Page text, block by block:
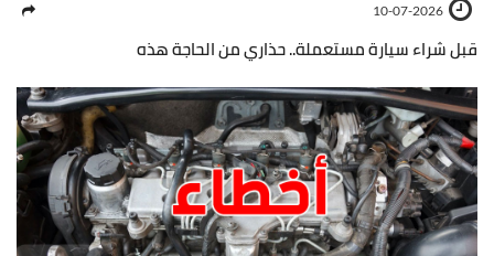
10-07-2026
قبل شراء سيارة مستعملة.. حذاري من الحاجة هذه